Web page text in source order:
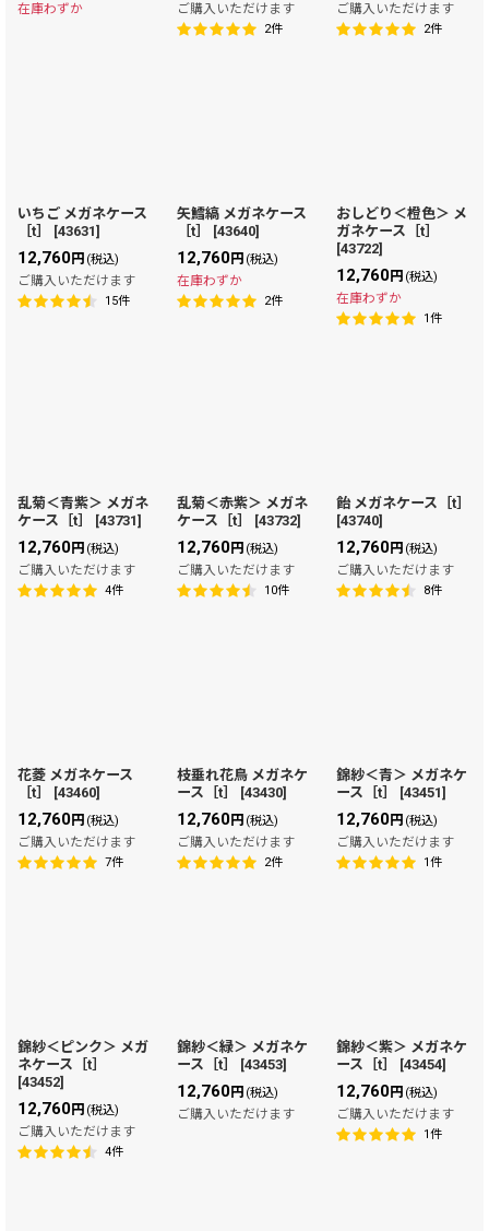
在庫わずか ご購入いただけます
2件
ご購入いただけます
2件
いちご メガネケース
［t］
[43631]
12,760円 (税込)
ご購入いただけます
15件
矢鱈縞 メガネケース
［t］
[43640]
12,760円 (税込)
在庫わずか
2件
おしどり＜橙色＞ メ
ガネケース［t］
[43722]
12,760円 (税込)
在庫わずか
1件
乱菊＜青紫＞ メガネ
ケース［t］
[43731]
12,760円 (税込)
ご購入いただけます
4件
乱菊＜赤紫＞ メガネ
ケース［t］
[43732]
12,760円 (税込)
ご購入いただけます
10件
飴 メガネケース［t］
[43740]
12,760円 (税込)
ご購入いただけます
8件
花菱 メガネケース
［t］
[43460]
12,760円 (税込)
ご購入いただけます
7件
枝垂れ花鳥 メガネケ
ース［t］
[43430]
12,760円 (税込)
ご購入いただけます
2件
錦紗＜青＞ メガネケ
ース［t］
[43451]
12,760円 (税込)
ご購入いただけます
1件
錦紗＜ピンク＞ メガ
ネケース［t］
[43452]
12,760円 (税込)
ご購入いただけます
4件
錦紗＜緑＞ メガネケ
ース［t］
[43453]
12,760円 (税込)
ご購入いただけます
錦紗＜紫＞ メガネケ
ース［t］
[43454]
12,760円 (税込)
ご購入いただけます
1件